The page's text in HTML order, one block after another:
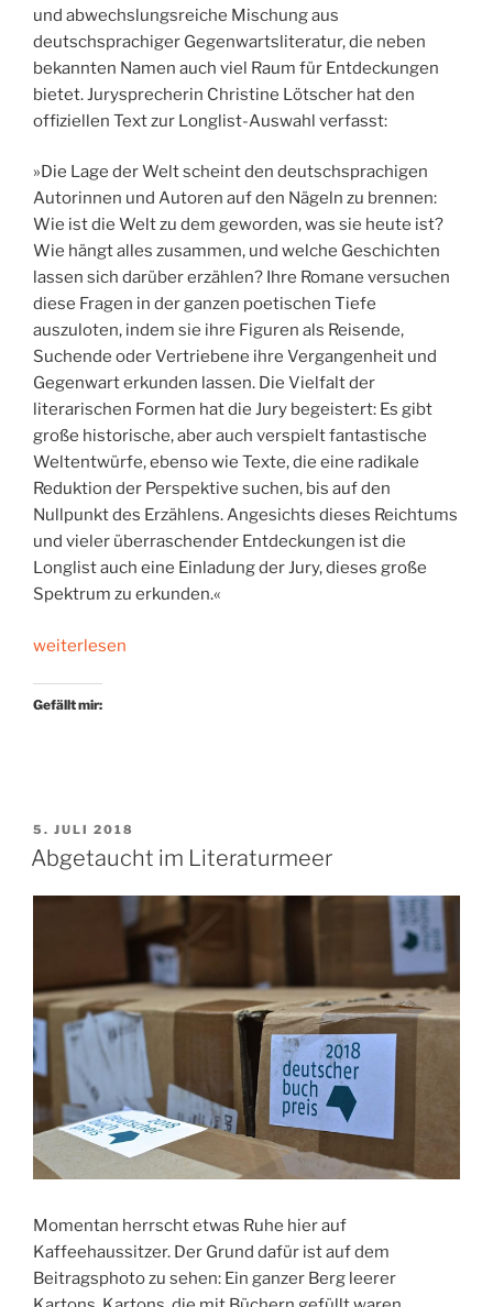
und abwechslungsreiche Mischung aus
deutschsprachiger Gegenwartsliteratur, die neben
bekannten Namen auch viel Raum für Entdeckungen
bietet. Jurysprecherin Christine Lötscher hat den
offiziellen Text zur Longlist-Auswahl verfasst:
»Die Lage der Welt scheint den deutschsprachigen
Autorinnen und Autoren auf den Nägeln zu brennen:
Wie ist die Welt zu dem geworden, was sie heute ist?
Wie hängt alles zusammen, und welche Geschichten
lassen sich darüber erzählen? Ihre Romane versuchen
diese Fragen in der ganzen poetischen Tiefe
auszuloten, indem sie ihre Figuren als Reisende,
Suchende oder Vertriebene ihre Vergangenheit und
Gegenwart erkunden lassen. Die Vielfalt der
literarischen Formen hat die Jury begeistert: Es gibt
große historische, aber auch verspielt fantastische
Weltentwürfe, ebenso wie Texte, die eine radikale
Reduktion der Perspektive suchen, bis auf den
Nullpunkt des Erzählens. Angesichts dieses Reichtums
und vieler überraschender Entdeckungen ist die
Longlist auch eine Einladung der Jury, dieses große
Spektrum zu erkunden.«
„Deutscher
2018:
weiterlesen
Gefällt mir:
VERÖFFENTLICHT
AM
5. JULI 2018
Abgetaucht im Literaturmeer
Momentan herrscht etwas Ruhe hier auf
Kaffeehaussitzer. Der Grund dafür ist auf dem
Beitragsphoto zu sehen: Ein ganzer Berg leerer